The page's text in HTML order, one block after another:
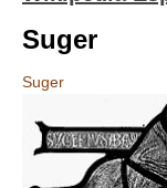
Suger
Suger